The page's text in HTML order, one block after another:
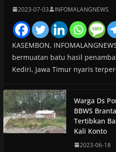
2023-07-03 INFOMALANGNEWS
KASEMBON,
bermuatan batu hasil
Kediri, Jawa Timur nyaris
Warga Ds
BBWS
Tertibkan
Kali Konto
2023-06-18